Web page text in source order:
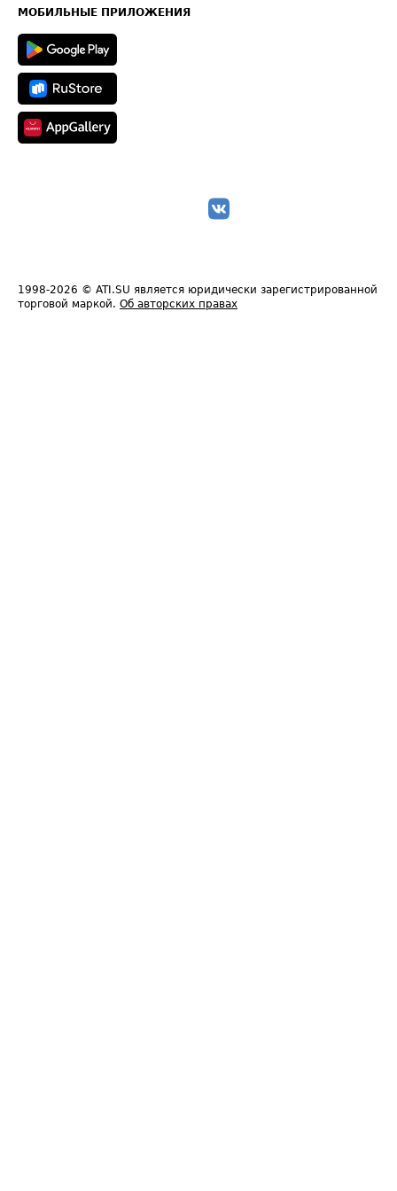
Техническая информация
МОБИЛЬНЫЕ ПРИЛОЖЕНИЯ
1998-2026 © ATI.SU является юридически зарегистрированной
торговой маркой. Об авторских правах